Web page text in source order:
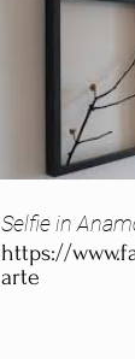
Selfie in
https://
arte